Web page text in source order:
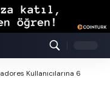
Kullanıcılarına 6